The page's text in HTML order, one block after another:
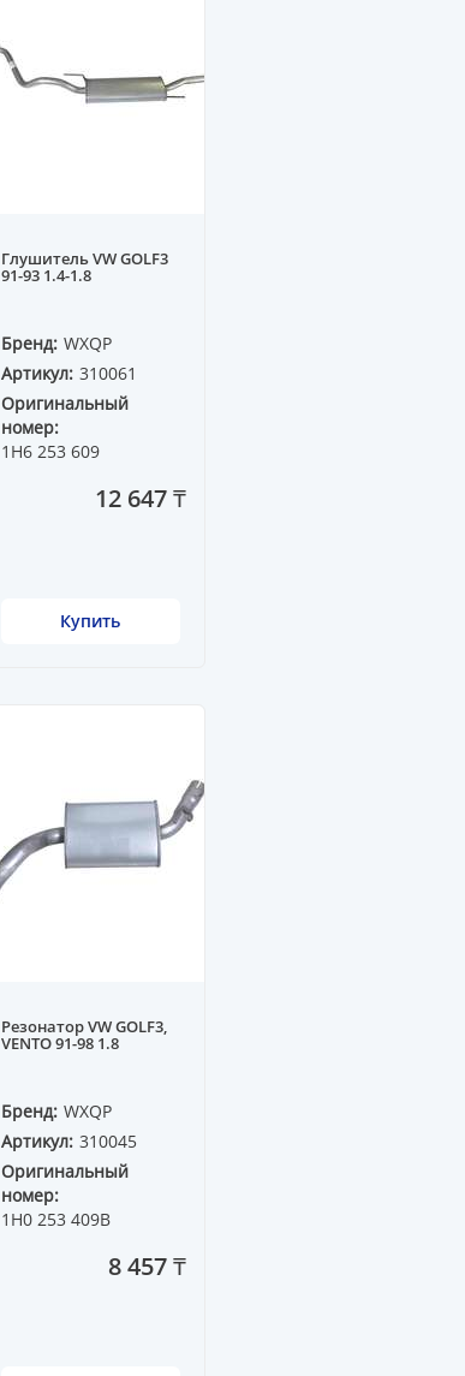
Глушитель VW GOLF3
91-93 1.4-1.8
Бренд: WXQP
Артикул: 310061
Оригинальный
номер:
1H6 253 609
12 647 ₸
Купить
Резонатор VW GOLF3,
VENTO 91-98 1.8
Бренд: WXQP
Артикул: 310045
Оригинальный
номер:
1H0 253 409B
8 457 ₸